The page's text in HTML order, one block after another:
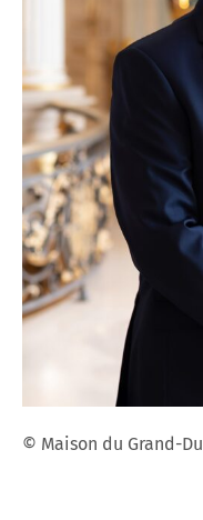
© Maison du Grand-